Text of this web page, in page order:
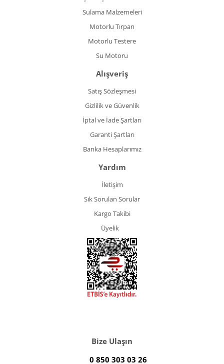
Sulama Malzemeleri
Motorlu Tırpan
Motorlu Testere
Su Motoru
Alışveriş
Satış Sözleşmesi
Gizlilik ve Güvenlik
İptal ve İade Şartları
Garanti Şartları
Banka Hesaplarımız
Yardım
İletişim
Sık Sorulan Sorular
Kargo Takibi
Üyelik
Bize Ulaşın
0 850 303 03 26